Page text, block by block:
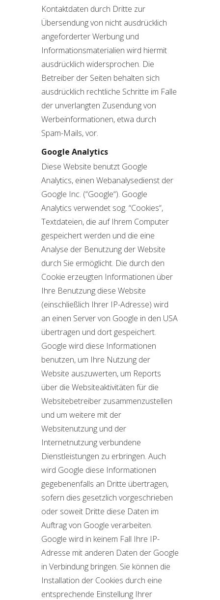
Kontaktdaten durch Dritte zur
Übersendung von nicht ausdrücklich
angeforderter Werbung und
Informationsmaterialien wird hiermit
ausdrücklich widersprochen. Die
Betreiber der Seiten behalten sich
ausdrücklich rechtliche Schritte im Falle
der unverlangten Zusendung von
Werbeinformationen, etwa durch
Spam-Mails, vor.
Google Analytics
Diese Website benutzt Google
Analytics, einen Webanalysedienst der
Google Inc. (“Google“). Google
Analytics verwendet sog. “Cookies“,
Textdateien, die auf Ihrem Computer
gespeichert werden und die eine
Analyse der Benutzung der Website
durch Sie ermöglicht. Die durch den
Cookie erzeugten Informationen über
Ihre Benutzung diese Website
(einschließlich Ihrer IP-Adresse) wird
an einen Server von Google in den USA
übertragen und dort gespeichert.
Google wird diese Informationen
benutzen, um Ihre Nutzung der
Website auszuwerten, um Reports
über die Websiteaktivitäten für die
Websitebetreiber zusammenzustellen
und um weitere mit der
Websitenutzung und der
Internetnutzung verbundene
Dienstleistungen zu erbringen. Auch
wird Google diese Informationen
gegebenenfalls an Dritte übertragen,
sofern dies gesetzlich vorgeschrieben
oder soweit Dritte diese Daten im
Auftrag von Google verarbeiten.
Google wird in keinem Fall Ihre IP-
Adresse mit anderen Daten der Google
in Verbindung bringen. Sie können die
Installation der Cookies durch eine
entsprechende Einstellung Ihrer